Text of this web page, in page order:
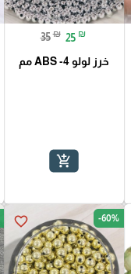
35 ₪ 25 ₪
خرز لولو ABS -4 مم
add_shopping_cart
favorite_border -60%